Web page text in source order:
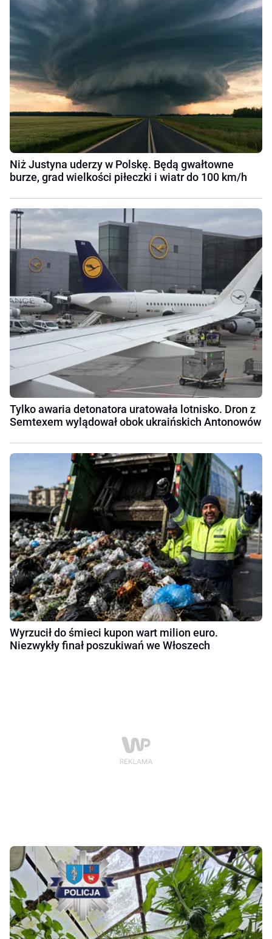
Niż Justyna uderzy w Polskę. Będą gwałtowne
burze, grad wielkości piłeczki i wiatr do 100 km/h
Tylko awaria detonatora uratowała lotnisko. Dron z
Semtexem wylądował obok ukraińskich Antonowów
Wyrzucił do śmieci kupon wart milion euro.
Niezwykły finał poszukiwań we Włoszech